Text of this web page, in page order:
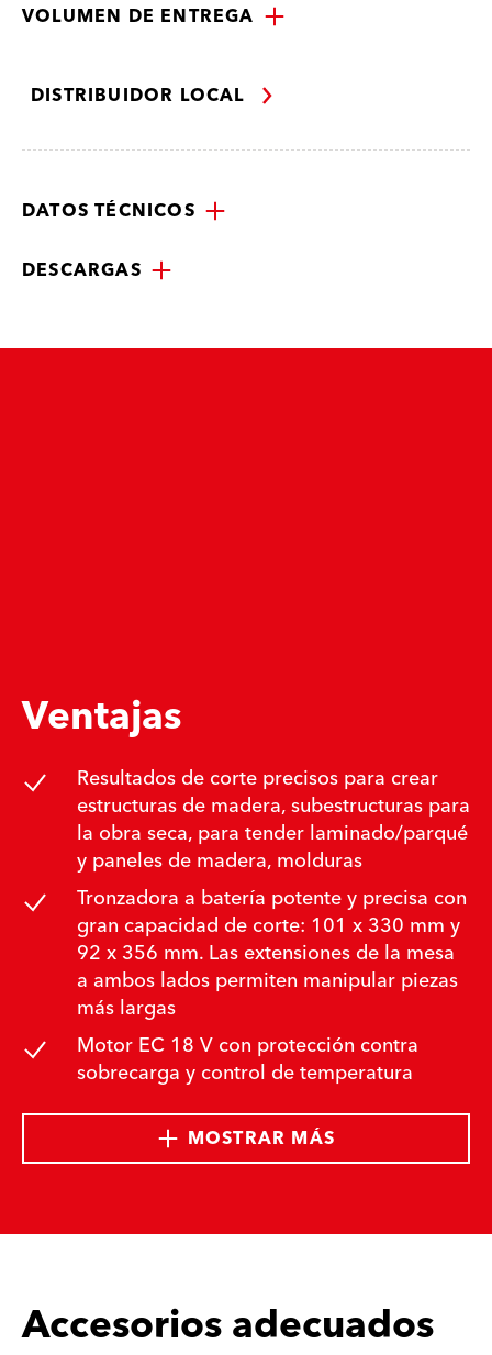
VOLUMEN DE ENTREGA
DISTRIBUIDOR LOCAL
DATOS TÉCNICOS
DESCARGAS
Ventajas
Resultados de corte precisos para crear
estructuras de madera, subestructuras para
la obra seca, para tender laminado/parqué
y paneles de madera, molduras
Tronzadora a batería potente y precisa con
gran capacidad de corte: 101 x 330 mm y
92 x 356 mm. Las extensiones de la mesa
a ambos lados permiten manipular piezas
más largas
Motor EC 18 V con protección contra
sobrecarga y control de temperatura
MOSTRAR MÁS
Accesorios adecuados